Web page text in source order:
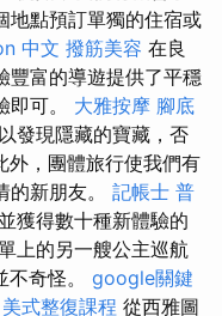
地點預訂單獨的住宿或
中文 撥筋美容 在良
豐富的導遊提供了平穩
即可。 大雅按摩 腳底
發現隱藏的寶藏，否
外，團體旅行使我們有
的新朋友。 記帳士 普
獲得數十種新體驗的
上的另一艘公主巡航
不奇怪。 google關鍵
美式整復課程 從西雅圖